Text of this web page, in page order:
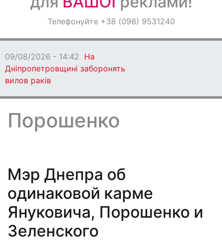
ОголошенняТелефонуйте +38 (096) 9531240
На
Порошенко
Мэр Днепра об
одинаковой карме
Януковича, Порошенко и
Зеленского